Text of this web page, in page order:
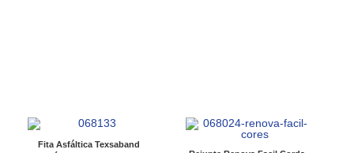
Fita Asfáltica Texsaband